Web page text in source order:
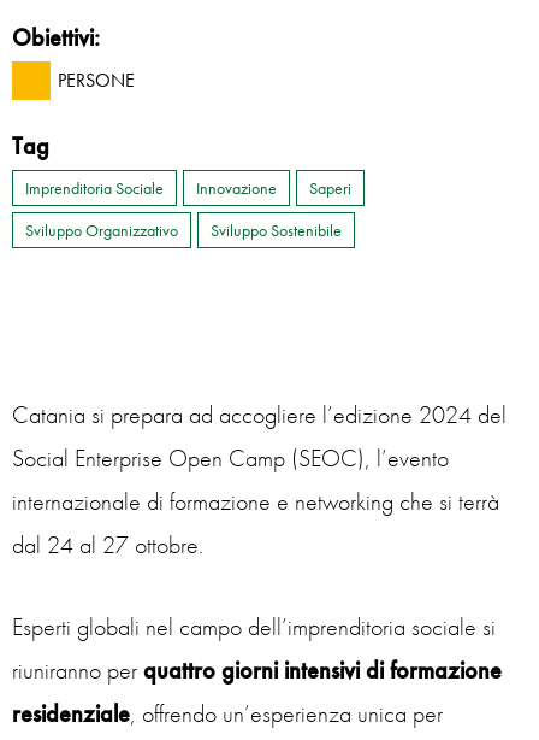
Obiettivi:
PERSONE
Tag
Imprenditoria Sociale Innovazione
Saperi
Sviluppo Organizzativo
Sviluppo Sostenibile
Catania si prepara ad accogliere l’edizione 2024 del
Social Enterprise Open Camp (SEOC), l’evento
internazionale di formazione e networking che si terrà
dal 24 al 27 ottobre.
Esperti globali nel campo dell’imprenditoria sociale si
riuniranno perquattro giorni intensivi di formazione
residenziale, offrendo un’esperienza unica per